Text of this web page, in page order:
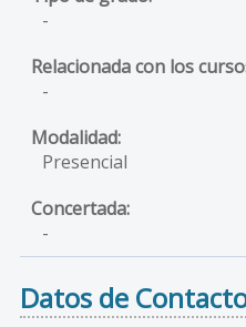
-
-
Presencial
-
Datos de